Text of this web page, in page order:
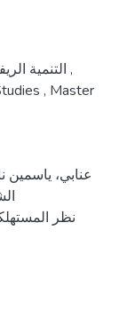
التنمية ,
, Master
نظر